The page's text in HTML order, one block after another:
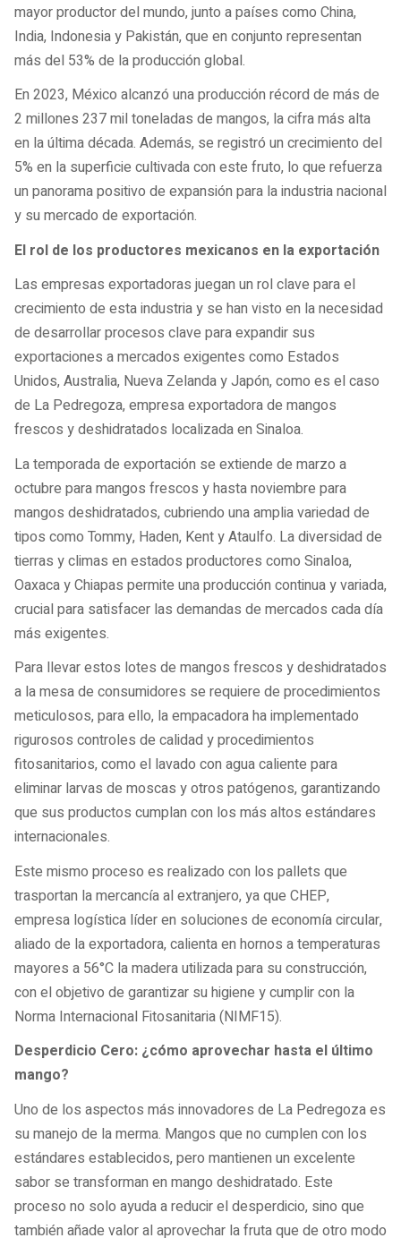
mayor productor del mundo, junto a países como China,
India, Indonesia y Pakistán, que en conjunto representan
más del 53% de la producción global.
En 2023, México alcanzó una producción récord de más de
2 millones 237 mil toneladas de mangos, la cifra más alta
en la última década. Además, se registró un crecimiento del
5% en la superficie cultivada con este fruto, lo que refuerza
un panorama positivo de expansión para la industria nacional
y su mercado de exportación.
El rol de los productores mexicanos en la exportación
Las empresas exportadoras juegan un rol clave para el
crecimiento de esta industria y se han visto en la necesidad
de desarrollar procesos clave para expandir sus
exportaciones a mercados exigentes como Estados
Unidos, Australia, Nueva Zelanda y Japón, como es el caso
de La Pedregoza, empresa exportadora de mangos
frescos y deshidratados localizada en Sinaloa.
La temporada de exportación se extiende de marzo a
octubre para mangos frescos y hasta noviembre para
mangos deshidratados, cubriendo una amplia variedad de
tipos como Tommy, Haden, Kent y Ataulfo. La diversidad de
tierras y climas en estados productores como Sinaloa,
Oaxaca y Chiapas permite una producción continua y variada,
crucial para satisfacer las demandas de mercados cada día
más exigentes.
Para llevar estos lotes de mangos frescos y deshidratados
a la mesa de consumidores se requiere de procedimientos
meticulosos, para ello, la empacadora ha implementado
rigurosos controles de calidad y procedimientos
fitosanitarios, como el lavado con agua caliente para
eliminar larvas de moscas y otros patógenos, garantizando
que sus productos cumplan con los más altos estándares
internacionales.
Este mismo proceso es realizado con los pallets que
trasportan la mercancía al extranjero, ya que CHEP,
empresa logística líder en soluciones de economía circular,
aliado de la exportadora, calienta en hornos a temperaturas
mayores a 56°C la madera utilizada para su construcción,
con el objetivo de garantizar su higiene y cumplir con la
Norma Internacional Fitosanitaria (NIMF15).
Desperdicio Cero: ¿cómo aprovechar hasta el último
mango?
Uno de los aspectos más innovadores de La Pedregoza es
su manejo de la merma. Mangos que no cumplen con los
estándares establecidos, pero mantienen un excelente
sabor se transforman en mango deshidratado. Este
proceso no solo ayuda a reducir el desperdicio, sino que
también añade valor al aprovechar la fruta que de otro modo